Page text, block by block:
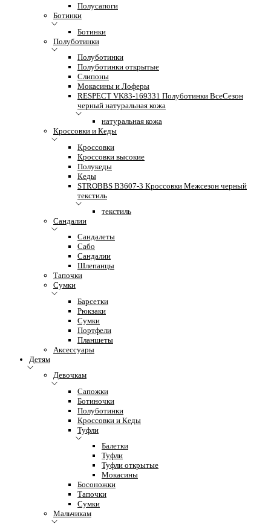
Полусапоги
Ботинки
Ботинки
Полуботинки
Полуботинки
Полуботинки открытые
Слипоны
Мокасины и Лоферы
RESPECT VK83-169331 Полуботинки ВсеСезон
черный натуральная кожа
натуральная кожа
Кроссовки и Кеды
Кроссовки
Кроссовки высокие
Полукеды
Кеды
STROBBS B3607-3 Кроссовки Межсезон черный
текстиль
текстиль
Сандалии
Сандалеты
Сабо
Сандалии
Шлепанцы
Тапочки
Сумки
Барсетки
Рюкзаки
Сумки
Портфели
Планшеты
Аксессуары
Детям
Девочкам
Сапожки
Ботиночки
Полуботинки
Кроссовки и Кеды
Туфли
Балетки
Туфли
Туфли открытые
Мокасины
Босоножки
Тапочки
Сумки
Мальчикам